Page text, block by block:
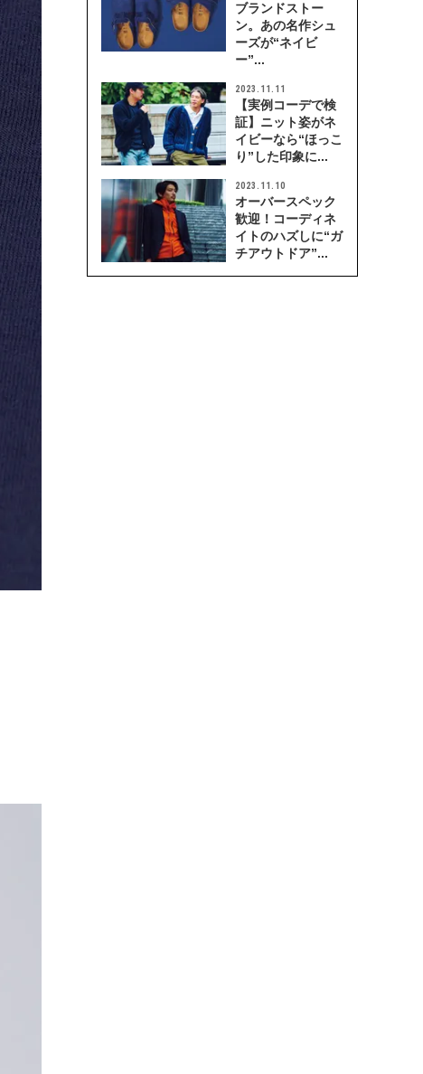
ブランドストー
ン。あの名作シュ
ーズが“ネイビ
ー”...
2023.11.11
【実例コーデで検
証】ニット姿がネ
イビーなら“ほっこ
り”した印象に...
2023.11.10
オーバースペック
歓迎！コーディネ
イトのハズしに“ガ
チアウトドア”...